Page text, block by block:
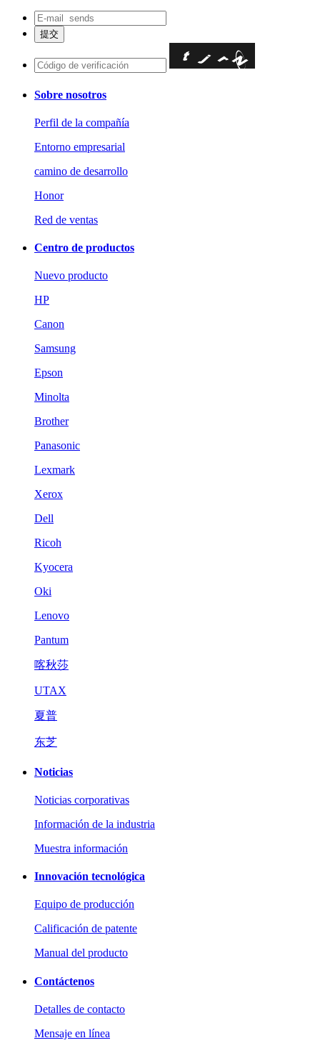
Sobre nosotros
Perfil de la compañía
Entorno empresarial
camino de desarrollo
Honor
Red de ventas
Centro de productos
Nuevo producto
HP
Canon
Samsung
Epson
Minolta
Brother
Panasonic
Lexmark
Xerox
Dell
Ricoh
Kyocera
Oki
Lenovo
Pantum
喀秋莎
UTAX
夏普
东芝
Noticias
Noticias corporativas
Información de la industria
Muestra información
Innovación tecnológica
Equipo de producción
Calificación de patente
Manual del producto
Contáctenos
Detalles de contacto
Mensaje en línea